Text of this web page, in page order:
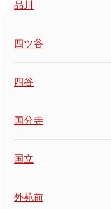
品川
四ツ谷
四谷
国分寺
国立
外苑前